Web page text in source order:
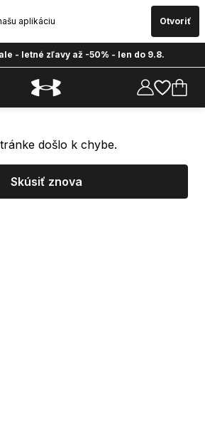
aplikáciu Otvoriť
- letné zľavy až -50% - len do 9.8.
došlo k chybe.
Skúsiť znova